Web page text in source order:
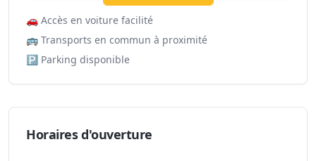
🚗 Accès en voiture facilité
🚌 Transports en commun à proximité
🅿️ Parking disponible
Horaires d'ouverture